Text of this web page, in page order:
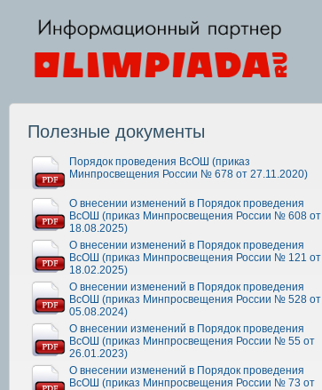
Полезные документы
Порядок проведения ВсОШ (приказ
Минпросвещения России № 678 от 27.11.2020)
О внесении изменений в Порядок проведения
ВсОШ (приказ Минпросвещения России № 608 от
18.08.2025)
О внесении изменений в Порядок проведения
ВсОШ (приказ Минпросвещения России № 121 от
18.02.2025)
О внесении изменений в Порядок проведения
ВсОШ (приказ Минпросвещения России № 528 от
05.08.2024)
О внесении изменений в Порядок проведения
ВсОШ (приказ Минпросвещения России № 55 от
26.01.2023)
О внесении изменений в Порядок проведения
ВсОШ (приказ Минпросвещения России № 73 от